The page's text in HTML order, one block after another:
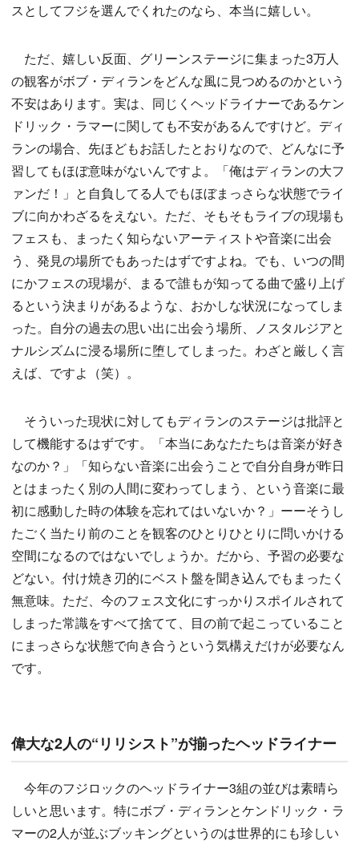
スとしてフジを選んでくれたのなら、本当に嬉しい。
ただ、嬉しい反面、グリーンステージに集まった3万人
の観客がボブ・ディランをどんな風に見つめるのかという
不安はあります。実は、同じくヘッドライナーであるケン
ドリック・ラマーに関しても不安があるんですけど。ディ
ランの場合、先ほどもお話したとおりなので、どんなに予
習してもほぼ意味がないんですよ。「俺はディランの大フ
ァンだ！」と自負してる人でもほぼまっさらな状態でライ
ブに向かわざるをえない。ただ、そもそもライブの現場も
フェスも、まったく知らないアーティストや音楽に出会
う、発見の場所でもあったはずですよね。でも、いつの間
にかフェスの現場が、まるで誰もが知ってる曲で盛り上げ
るという決まりがあるような、おかしな状況になってしま
った。自分の過去の思い出に出会う場所、ノスタルジアと
ナルシズムに浸る場所に堕してしまった。わざと厳しく言
えば、ですよ（笑）。
そういった現状に対してもディランのステージは批評と
して機能するはずです。「本当にあなたたちは音楽が好き
なのか？」「知らない音楽に出会うことで自分自身が昨日
とはまったく別の人間に変わってしまう、という音楽に最
初に感動した時の体験を忘れてはいないか？」ーーそうし
たごく当たり前のことを観客のひとりひとりに問いかける
空間になるのではないでしょうか。だから、予習の必要な
どない。付け焼き刃的にベスト盤を聞き込んでもまったく
無意味。ただ、今のフェス文化にすっかりスポイルされて
しまった常識をすべて捨てて、目の前で起こっていること
にまっさらな状態で向き合うという気構えだけが必要なん
です。
偉大な2人の“リリシスト”が揃ったヘッドライナー
今年のフジロックのヘッドライナー3組の並びは素晴ら
しいと思います。特にボブ・ディランとケンドリック・ラ
マーの2人が並ぶブッキングというのは世界的にも珍しい